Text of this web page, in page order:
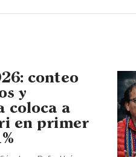
conteo
y
coloca a
en primer